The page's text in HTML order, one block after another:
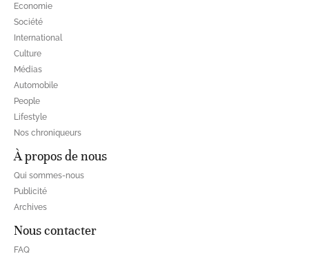
Economie
Société
International
Culture
Médias
Automobile
People
Lifestyle
Nos chroniqueurs
À propos de nous
Qui sommes-nous
Publicité
Archives
Nous contacter
FAQ